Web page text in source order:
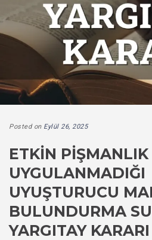
Posted on Eylül 26, 2025
ETKIN
UYGULANMADIĞI
UYUŞTURUCU
BULUNDURMA
YARGITAY KARARI